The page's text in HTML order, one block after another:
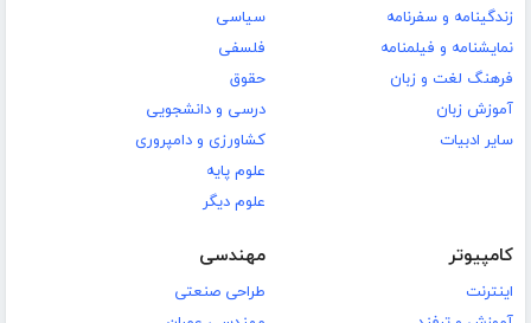
زندگینامه و سفرنامه
نمایشنامه و فیلمنامه
فرهنگ لغت و زبان
آموزش زبان
سایر ادبیات
سیاسی
فلسفی
حقوق
درسی و دانشجویی
کشاورزی و دامپروری
علوم پایه
علوم دیگر
کامپیوتر
اینترنت
مهندسی
طراحی صنعتی